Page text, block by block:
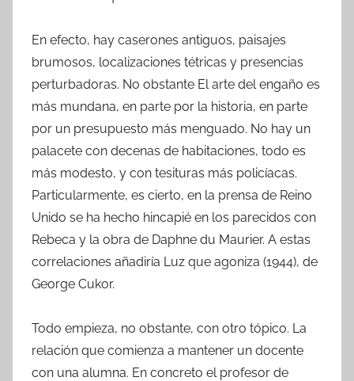
En efecto, hay caserones antiguos, paisajes
brumosos, localizaciones tétricas y presencias
perturbadoras. No obstante El arte del engaño es
más mundana, en parte por la historia, en parte
por un presupuesto más menguado. No hay un
palacete con decenas de habitaciones, todo es
más modesto, y con tesituras más policíacas.
Particularmente, es cierto, en la prensa de Reino
Unido se ha hecho hincapié en los parecidos con
Rebeca y la obra de Daphne du Maurier. A estas
correlaciones añadiría Luz que agoniza (1944), de
George Cukor.
Todo empieza, no obstante, con otro tópico. La
relación que comienza a mantener un docente
con una alumna. En concreto el profesor de